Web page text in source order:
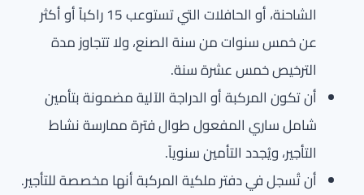
الشاحنة، أو الحافلات التي تستوعب 15 راكباً أو أكثر
عن خمس سنوات من سنة الصنع، ولا تتجاوز مدة
الترخيص خمس عشرة سنة.
أن تكون المركبة أو الدراجة الآلية مضمونة بتأمين
شامل ساري المفعول طوال فترة ممارسة نشاط
التأجير، ويُجدد التأمين سنوياً.
أن تُسجل في دفتر ملكية المركبة أنها مخصصة للتأجير.